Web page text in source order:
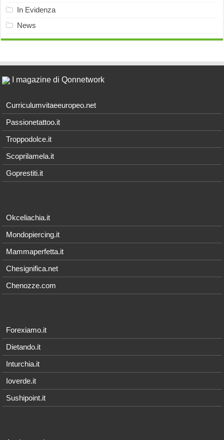
In Evidenza
News
I magazine di Qonnetwork
Curriculumvitaeeuropeo.net
Passionetattoo.it
Troppodolce.it
Scoprilamela.it
Goprestiti.it
Okceliachia.it
Mondopiercing.it
Mammaperfetta.it
Chesignifica.net
Chenozze.com
Forexiamo.it
Dietando.it
Inturchia.it
Ioverde.it
Sushipoint.it